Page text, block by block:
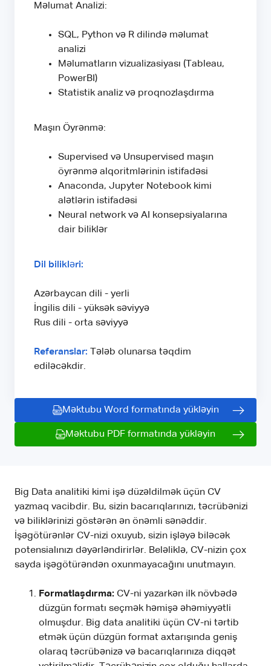
Məlumat Analizi:
SQL, Python və R dilində məlumat
analizi
Məlumatların vizualizasiyası (Tableau,
PowerBI)
Statistik analiz və proqnozlaşdırma
Maşın Öyrənmə:
Supervised və Unsupervised maşın
öyrənmə alqoritmlərinin istifadəsi
Anaconda, Jupyter Notebook kimi
alətlərin istifadəsi
Neural network və AI konsepsiyalarına
dair biliklər
Dil bilikləri:
Azərbaycan dili - yerli
İngilis dili - yüksək səviyyə
Rus dili - orta səviyyə
Referanslar:
Tələb olunarsa təqdim
ediləcəkdir.
Məktubu Word formatında yükləyin
Məktubu PDF formatında yükləyin
Big Data analitiki kimi işə düzəldilmək üçün CV
yazmaq vacibdir. Bu, sizin bacarıqlarınızı, təcrübənizi
və biliklərinizi göstərən ən önəmli sənəddir.
İşəgötürənlər CV-nizi oxuyub, sizin işləyə biləcək
potensialınızı dəyərləndirirlər. Beləliklə, CV-nizin çox
sayda işəgötürəndən oxunmayacağını unutmayın.
Formatlaşdırma: CV-ni yazarkən ilk növbədə
düzgün formatı seçmək həmişə əhəmiyyətli
olmuşdur. Big data analitiki üçün CV-ni tərtib
etmək üçün düzgün format axtarışında geniş
olaraq təcrübənizə və bacarıqlarınıza diqqət